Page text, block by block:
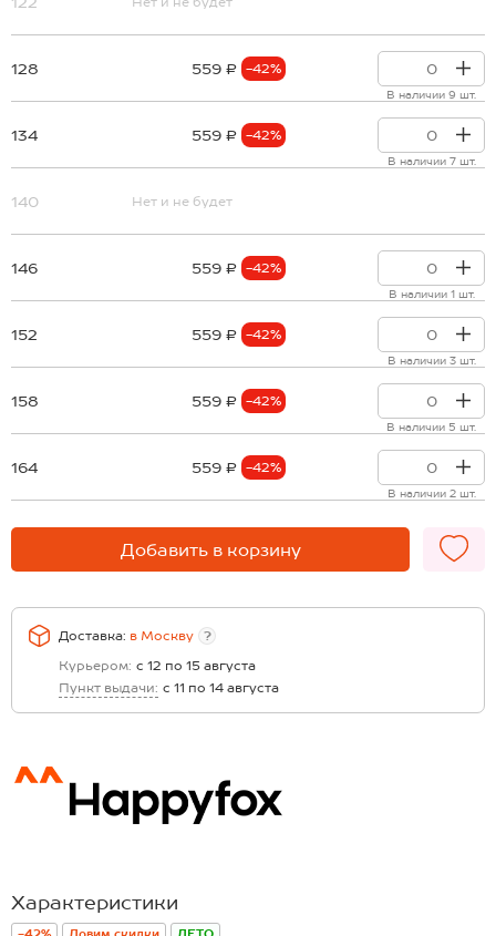
128 559 ₽ -42%
В наличии 9 шт.
134 559 ₽ -42%
В наличии 7 шт.
140 Нет и не будет
146 559 ₽ -42%
В наличии 1 шт.
152 559 ₽ -42%
В наличии 3 шт.
158 559 ₽ -42%
В наличии 5 шт.
164 559 ₽ -42%
В наличии 2 шт.
Добавить в корзину
Доставка: в Москву
?
Курьером: с 12 по 15 августа
Пункт выдачи: с 11 по 14 августа
Характеристики